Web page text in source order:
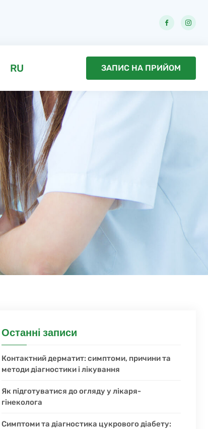
RU ЗАПИС НА ПРИЙОМ
Останні записи
Контактний дерматит: симптоми, причини та
методи діагностики і лікування
Як підготуватися до огляду у лікаря-
гінеколога
Симптоми та діагностика цукрового діабету: